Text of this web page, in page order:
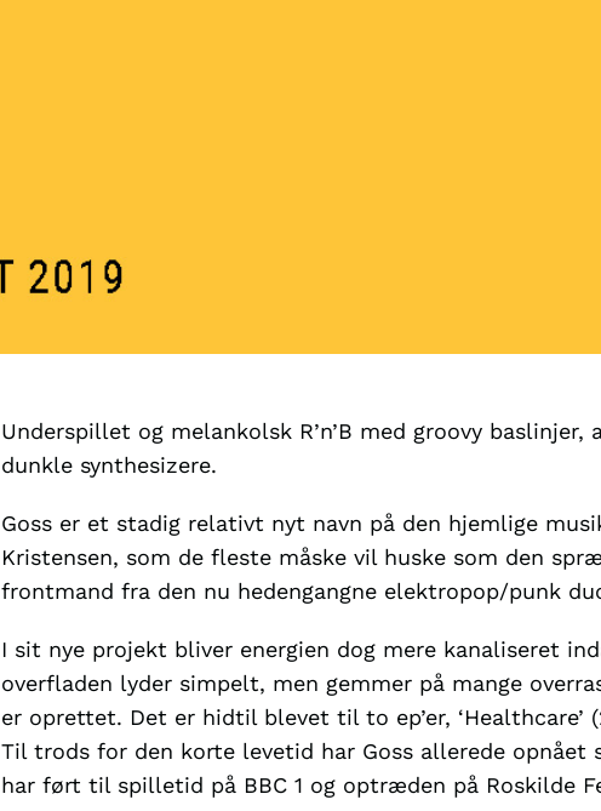
Underspillet og melankolsk R’n’B med groovy
dunkle synthesizere.
Goss er et stadig relativt nyt navn på den hjemlige
Kristensen, som de fleste måske vil huske som den
frontmand fra den nu hedengangne elektropop/punk
I sit nye projekt bliver energien dog mere kanaliseret
overfladen lyder simpelt, men gemmer på mange
er oprettet. Det er hidtil blevet til to ep’er, ‘Healthcare’
Til trods for den korte levetid har Goss allerede
har ført til spilletid på BBC 1 og optræden på Roskilde